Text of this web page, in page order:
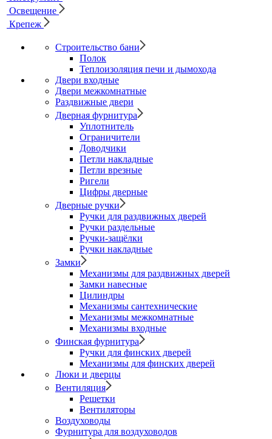
Освещение
Крепеж
Строительство бани
Полок
Теплоизоляция печи и дымохода
Двери входные
Двери межкомнатные
Раздвижные двери
Дверная фурнитура
Уплотнитель
Ограничители
Доводчики
Петли накладные
Петли врезные
Ригели
Цифры дверные
Дверные ручки
Ручки для раздвижных дверей
Ручки раздельные
Ручки-защёлки
Ручки накладные
Замки
Механизмы для раздвижных дверей
Замки навесные
Цилиндры
Механизмы сантехнические
Механизмы межкомнатные
Механизмы входные
Финская фурнитура
Ручки для финских дверей
Механизмы для финских дверей
Люки и дверцы
Вентиляция
Решетки
Вентиляторы
Воздуховоды
Фурнитура для воздуховодов